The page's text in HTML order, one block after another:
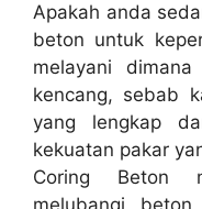
Apakah anda
beton untuk
melayani
kencang, sebab
yang lengkap
kekuatan pakar
Coring Beton